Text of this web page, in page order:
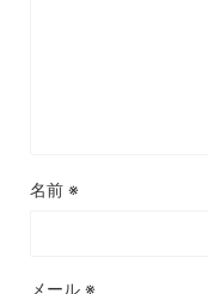
名前 ※
メール ※